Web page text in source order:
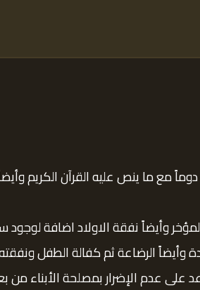
مع ما ينص عليه القرآن الكريم
وأيضاً نفقة الاولاد اضافة لوجود
الرضاعة ثم كفالة الطفل
عدم الإضرار بمصلحة الأبناء من